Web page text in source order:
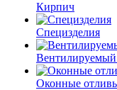
Кирпич
Специзделия
Вентилируемый
Оконные